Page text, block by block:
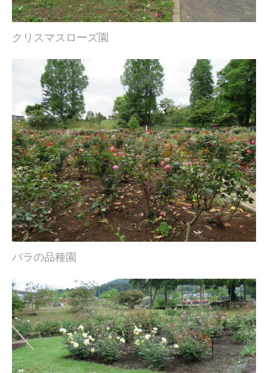
クリスマスローズ園
バラの品種園